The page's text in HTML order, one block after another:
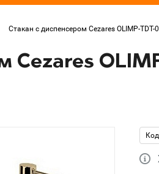
Стакан с диспенсером Cezares OLIMP-TDT-
Cezares